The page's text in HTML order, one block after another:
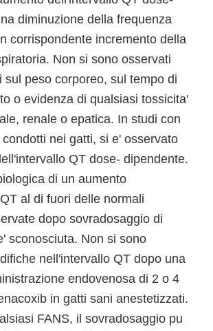
diminuzione della frequenza
corrispondente incremento della
Non si sono osservati
sul peso corporeo, sul tempo di
o evidenza di qualsiasi tossicita'
renale o epatica. In studi con
nei gatti, si e' osservato
QT dose- dipendente.
di un aumento
al di fuori delle normali
dopo sovradosaggio di
sconosciuta. Non si sono
nell'intervallo QT dopo una
endovenosa di 2 o 4
in gatti sani anestetizzati.
FANS, il sovradosaggio pu